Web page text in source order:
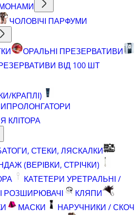
ЧОЛОВІЧІ ПАРФУМИ
ОРАЛЬНІ ПРЕЗЕРВАТИВИ
ВІД 100 ШТ
КРАПЛІ)
ПРОЛОНГАТОРИ
КЛІТОРА
СТЕКИ, ЛЯСКАЛКИ
(ВЕРІВКИ, СТРІЧКИ)
КАТЕТЕРИ УРЕТРАЛЬНІ /
РОЗШИРЮВАЧІ
КЛЯПИ
МАСКИ
НАРУЧНИКИ / СКОЧ